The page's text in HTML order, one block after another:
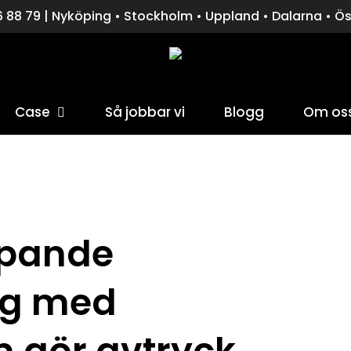
79 | Nyköping • Stockholm • Uppland • Dalarna •
att stänga fönstret.
Case Så jobbar vi Blogg Om
med